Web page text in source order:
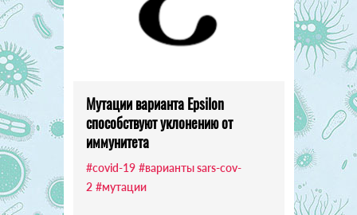
Мутации варианта Epsilon
способствуют уклонению от
иммунитета
#covid-19 #варианты sars-cov-
2 #мутации